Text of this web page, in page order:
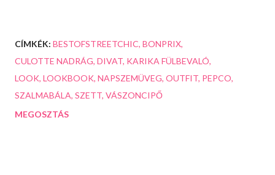
CÍMKÉK: BESTOFSTREETCHIC BONPRIX
CULOTTE NADRÁG DIVAT KARIKA FÜLBEVALÓ
LOOK LOOKBOOK NAPSZEMÜVEG OUTFIT PEPCO
SZALMABÁLA SZETT VÁSZONCIPŐ
MEGOSZTÁS